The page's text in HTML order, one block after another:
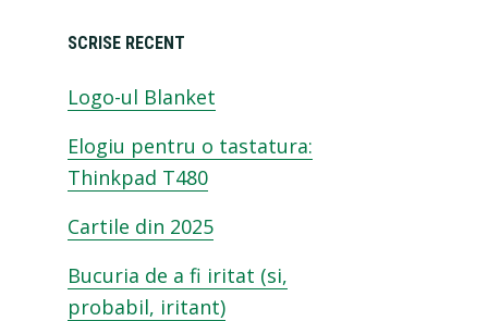
SCRISE RECENT
Logo-ul Blanket
Elogiu pentru o tastatura:
Thinkpad T480
Cartile din 2025
Bucuria de a fi iritat (si,
probabil, iritant)